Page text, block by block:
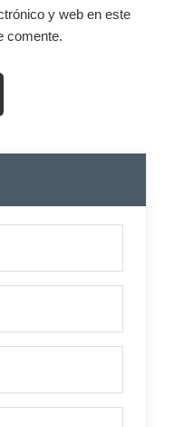
y web en este
comente.